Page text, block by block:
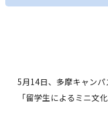
5月14日、多摩キャン
「留学生によるミニ文